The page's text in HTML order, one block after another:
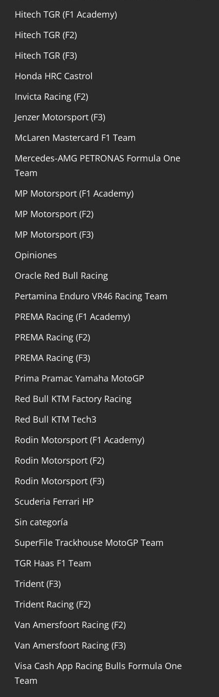
Hitech TGR (F1 Academy)
Hitech TGR (F2)
Hitech TGR (F3)
Honda HRC Castrol
Invicta Racing (F2)
Jenzer Motorsport (F3)
McLaren Mastercard F1 Team
Mercedes-AMG PETRONAS Formula One
Team
MP Motorsport (F1 Academy)
MP Motorsport (F2)
MP Motorsport (F3)
Opiniones
Oracle Red Bull Racing
Pertamina Enduro VR46 Racing Team
PREMA Racing (F1 Academy)
PREMA Racing (F2)
PREMA Racing (F3)
Prima Pramac Yamaha MotoGP
Red Bull KTM Factory Racing
Red Bull KTM Tech3
Rodin Motorsport (F1 Academy)
Rodin Motorsport (F2)
Rodin Motorsport (F3)
Scuderia Ferrari HP
Sin categoría
SuperFile Trackhouse MotoGP Team
TGR Haas F1 Team
Trident (F3)
Trident Racing (F2)
Van Amersfoort Racing (F2)
Van Amersfoort Racing (F3)
Visa Cash App Racing Bulls Formula One
Team